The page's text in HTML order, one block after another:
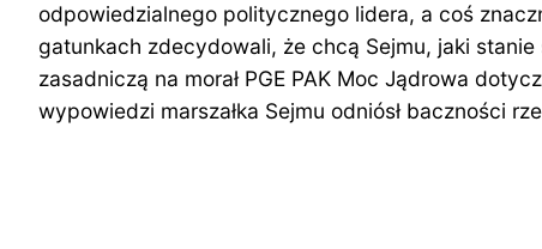
odpowiedzialnego politycznego lidera, a coś
gatunkach zdecydowali, że chcą Sejmu, jaki
zasadniczą na morał PGE PAK Moc Jądrowa
wypowiedzi marszałka Sejmu odniósł baczności